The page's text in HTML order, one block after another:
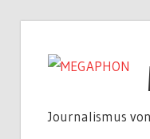
Inhalt
Journalismus